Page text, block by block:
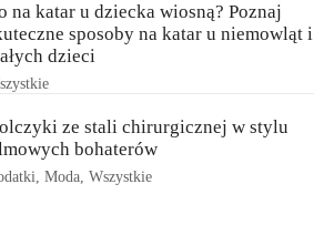
na katar u dziecka wiosną? Poznaj
sposoby na katar u niemowląt i
dzieci
ze stali chirurgicznej w stylu
bohaterów
,Moda,Wszystkie